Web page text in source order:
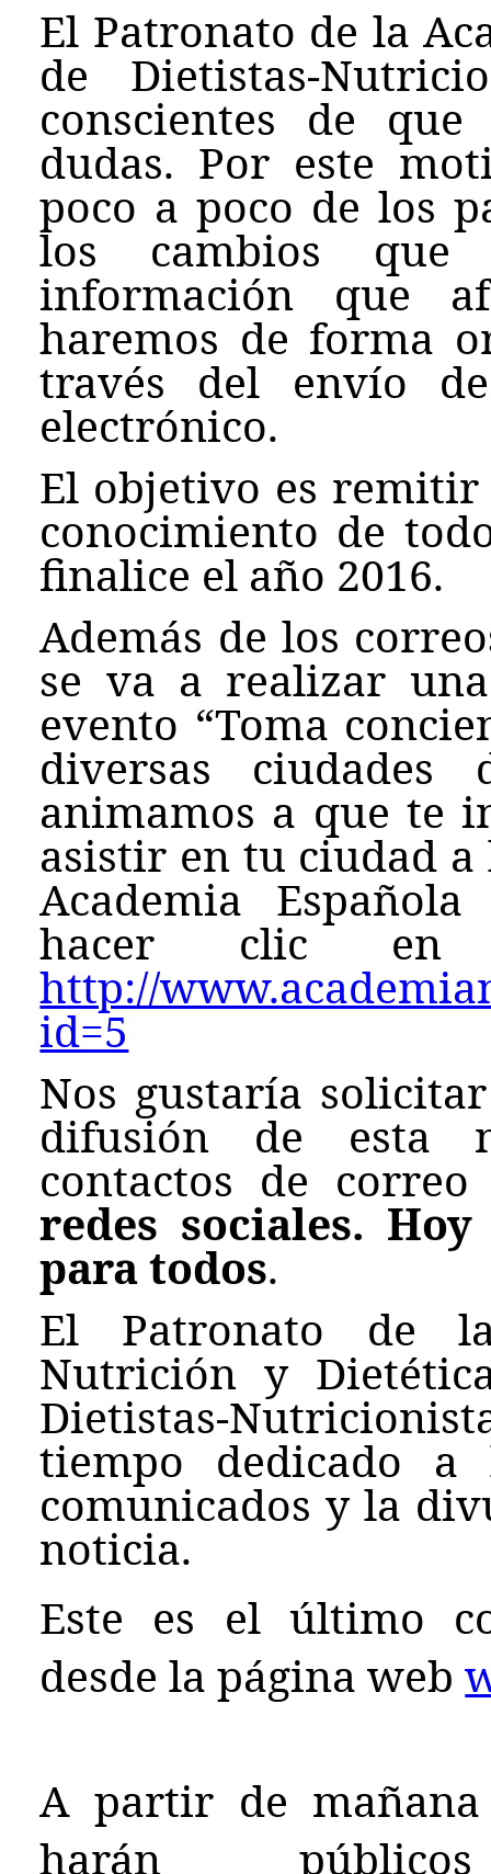
El Patronato de la
de Dietistas-
conscientes de
dudas. Por este
poco a poco de los
los cambios
información que
haremos de forma
través del envío
electrónico.
El objetivo es
conocimiento de
finalice el año 2016.
Además de los
se va a realizar
evento “Toma
diversas
animamos a que te
asistir en tu ciudad a
Academia
hacer clic en
http://
id=5
Nos gustaría
difusión de esta
contactos de
redes sociales.
para todos.
El Patronato de
Nutrición y
Dietistas-
tiempo dedicado
comunicados y la
noticia.
Este es el último
desde la página web
A partir de mañana
harán